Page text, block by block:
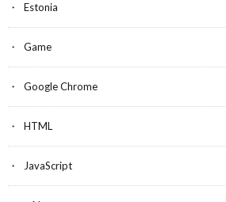
Estonia
Game
Google Chrome
HTML
JavaScript